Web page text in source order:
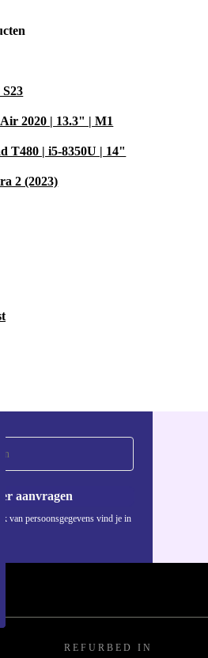
2020 | 13.3" | M1
T480 | i5-8350U | 14"
2 (2023)
aanvragen
van persoonsgegevens vind je in
REFURBED IN